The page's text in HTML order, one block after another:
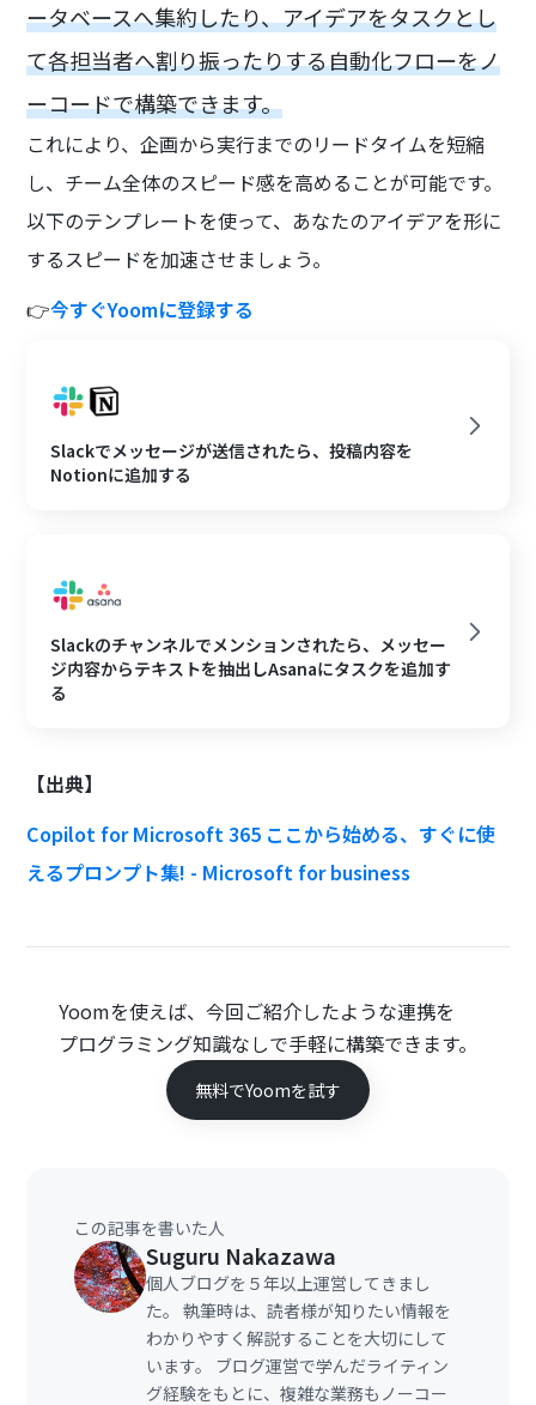
ータベースへ集約したり、アイデアをタスクとし
て各担当者へ割り振ったりする自動化フローをノ
ーコードで構築できます。
これにより、企画から実行までのリードタイムを短縮
し、チーム全体のスピード感を高めることが可能です。
以下のテンプレートを使って、あなたのアイデアを形に
するスピードを加速させましょう。
👉今すぐYoomに登録する
Slackでメッセージが送信されたら、投稿内容を
Notionに追加する
Slackのチャンネルでメンションされたら、メッセー
ジ内容からテキストを抽出しAsanaにタスクを追加す
る
【出典】
Copilot for Microsoft 365 ここから始める、すぐに使
えるプロンプト集! - Microsoft for business
Yoomを使えば、今回ご紹介したような連携を
プログラミング知識なしで手軽に構築できます。
無料でYoomを試す
この記事を書いた人
Suguru Nakazawa
個人ブログを５年以上運営してきまし
た。 執筆時は、読者様が知りたい情報を
わかりやすく解説することを大切にして
います。 ブログ運営で学んだライティン
グ経験をもとに、複雑な業務もノーコー